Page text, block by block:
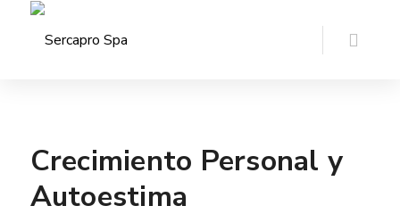
Crecimiento Personal y
Autoestima